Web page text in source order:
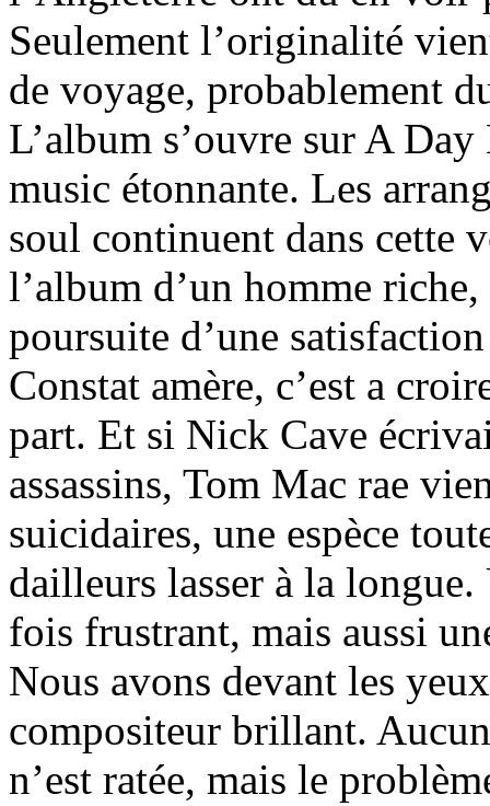
Seulement l’originalité
de voyage, probablement
L’album s’ouvre sur A
music étonnante. Les
soul continuent dans cette
l’album d’un homme
poursuite d’une
Constat amère, c’est a
part. Et si Nick Cave
assassins, Tom Mac rae
suicidaires, une espèce
dailleurs lasser à la
fois frustrant, mais aussi
Nous avons devant les
compositeur brillant.
n’est ratée, mais le